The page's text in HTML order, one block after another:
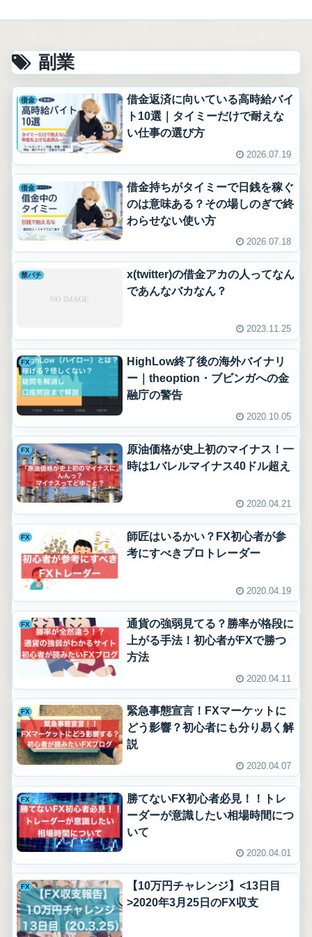
副業
借金
借金返済に向いている高時給バイ
ト10選｜タイミーだけで耐えな
い仕事の選び方
2026.07.19
借金
借金持ちがタイミーで日銭を稼ぐ
のは意味ある？その場しのぎで終
わらせない使い方
2026.07.18
禁パチ
x(twitter)の借金アカの人ってなん
であんなバカなん？
2023.11.25
FX
HighLow終了後の海外バイナリ
ー｜theoption・ブビンガへの金
融庁の警告
2020.10.05
FX
原油価格が史上初のマイナス！一
時は1バレルマイナス40ドル超え
2020.04.21
FX
師匠はいるかい？FX初心者が参
考にすべきプロトレーダー
2020.04.19
FX
通貨の強弱見てる？勝率が格段に
上がる手法！初心者がFXで勝つ
方法
2020.04.11
FX
緊急事態宣言！FXマーケットに
どう影響？初心者にも分り易く解
説
2020.04.07
FX
勝てないFX初心者必見！！トレ
ーダーが意識したい相場時間につ
いて
2020.04.01
FX
【10万円チャレンジ】<13日目
>2020年3月25日のFX収支